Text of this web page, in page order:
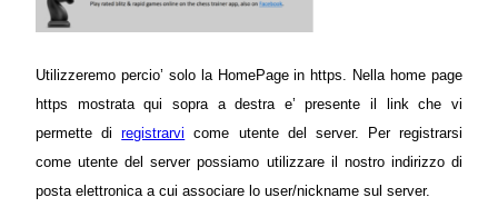
Utilizzeremo percio’ solo la HomePage in https. Nella home page
https mostrata qui sopra a destra e’ presente il link che vi
permette diregistrarvi come utente del server. Per registrarsi
come utente del server possiamo utilizzare il nostro indirizzo di
posta elettronica a cui associare lo user/nickname sul server.